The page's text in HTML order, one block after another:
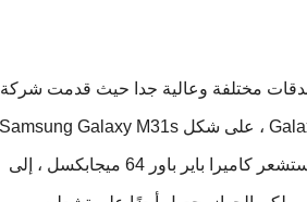
قدمت شركة
بدأ الجهاز الجديد الجزء المتوسط ​​المدى مع شاشة Infinity-O ، ومستشعر كاميرا باير باور 64 ميجابكسل ، إلى